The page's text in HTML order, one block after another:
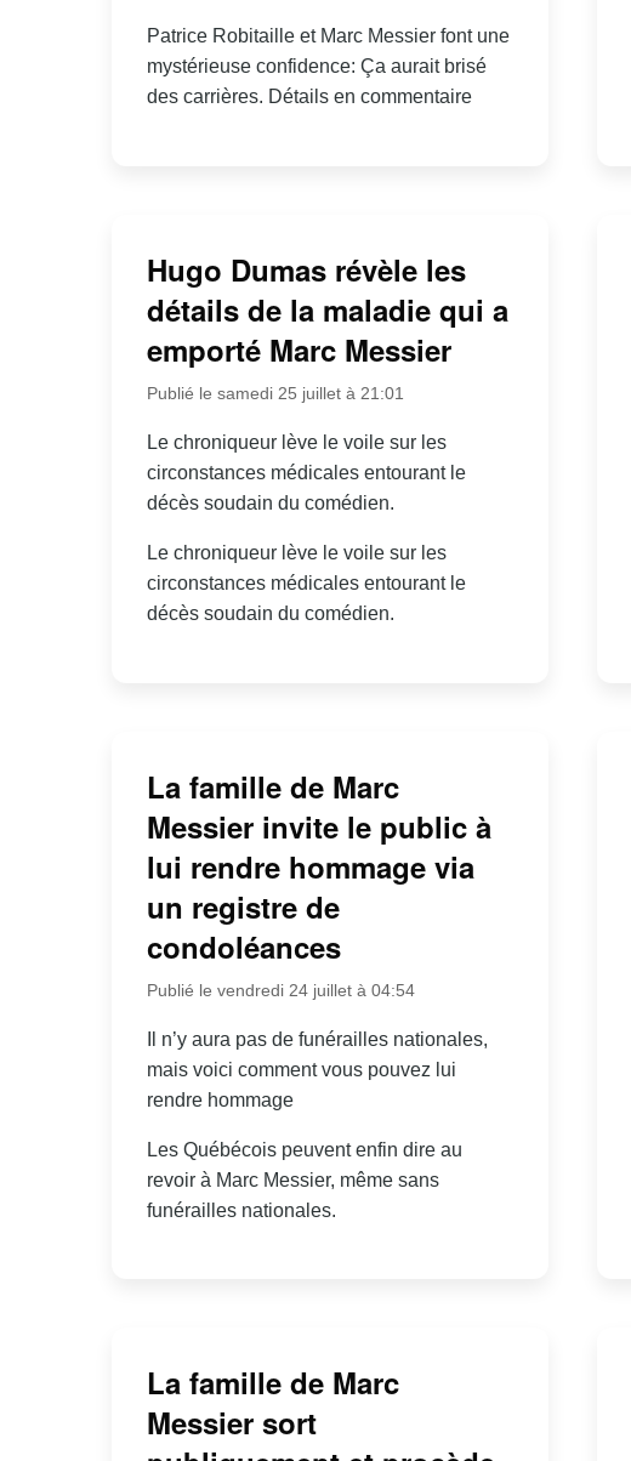
Patrice Robitaille et Marc Messier font une
mystérieuse confidence: Ça aurait brisé
des carrières. Détails en commentaire
Hugo Dumas révèle les
détails de la maladie qui a
emporté Marc Messier
Publié le samedi 25 juillet à 21:01
Le chroniqueur lève le voile sur les
circonstances médicales entourant le
décès soudain du comédien.
Le chroniqueur lève le voile sur les
circonstances médicales entourant le
décès soudain du comédien.
La famille de Marc
Messier invite le public à
lui rendre hommage via
un registre de
condoléances
Publié le vendredi 24 juillet à 04:54
Il n’y aura pas de funérailles nationales,
mais voici comment vous pouvez lui
rendre hommage
Les Québécois peuvent enfin dire au
revoir à Marc Messier, même sans
funérailles nationales.
La famille de Marc
Messier sort